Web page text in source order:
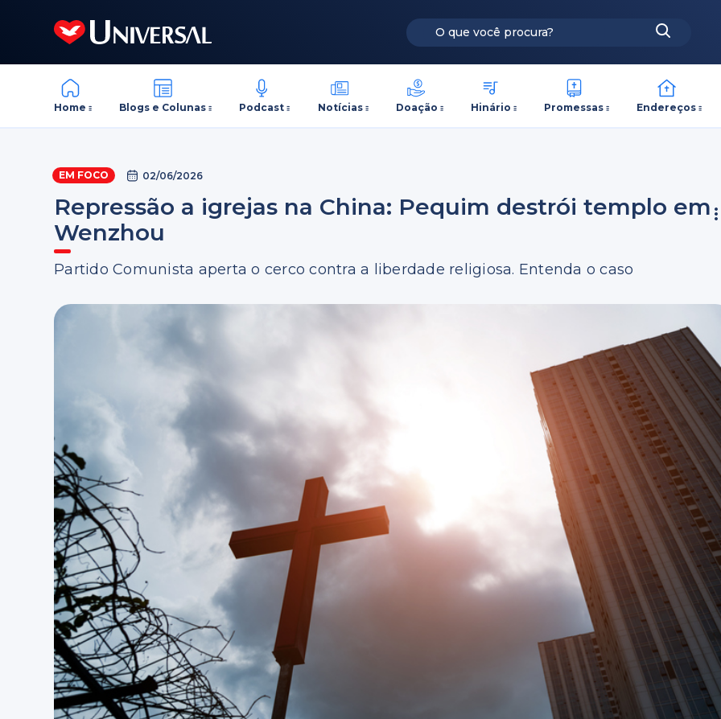
Home Blogs e Colunas Podcast Notícias Doação Hinário Promessas Endereços
EM FOCO 02/06/2026
Repressão a igrejas na China: Pequim destrói templo em
Wenzhou
Partido Comunista aperta o cerco contra a liberdade religiosa. Entenda o caso